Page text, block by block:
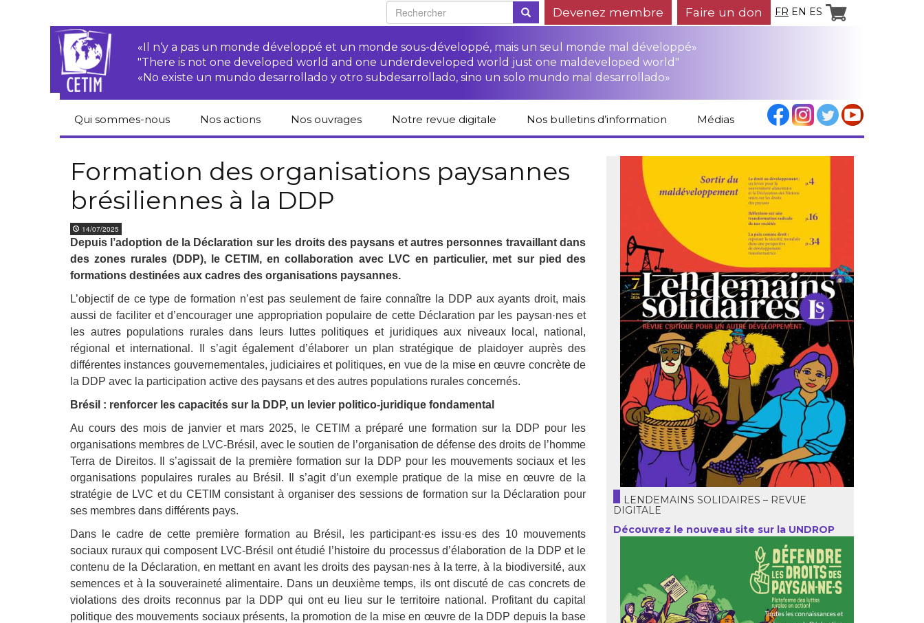
Devenez membre Faire un don FR EN ES
«Il n‘y a pas un monde développé et un monde sous-développé, mais un seul monde mal développé»
"There is not one developed world and one underdeveloped world just one maldeveloped world"
«No existe un mundo desarrollado y otro subdesarrollado, sino un solo mundo mal desarrollado»
Qui sommes-nous
Équipe
Newsletters
Rapports d’activités
Statuts
Nos actions
paysan.nes “Protéger les droits
des paysan.nes”
Fiches de formation
sur les droits des
paysan.nes
Sociétés
transnationales
Accès à la justice
pour les victimes des
STN
environnementale et liens
Droits économiques,
sociaux et culturels
Droit au
développement
Par pays Argentine
Bolivie
Chili
Colombie
Equateur
Espagne
France
Déclarations à l’ONU
Archives à
disposition
Nos ouvrages
du CETIM
PubliCETIM
Hors-série
Publications droits
humains
Collection droits
humains
Cahiers critiques
Diffusion librairies
Notre revue digitale
développement
Nos bulletins d’information Médias
Revue de presse
Formation des organisations paysannes
brésiliennes à la DDP
14/07/2025
Depuis l’adoption de la Déclaration sur les droits des paysans et autres personnes travaillant dans
des zones rurales (DDP), le CETIM, en collaboration avec LVC en particulier, met sur pied des
formations destinées aux cadres des organisations paysannes.
L’objectif de ce type de formation n’est pas seulement de faire connaître la DDP aux ayants droit, mais
aussi de faciliter et d’encourager une appropriation populaire de cette Déclaration par les paysan·nes et
les autres populations rurales dans leurs luttes politiques et juridiques aux niveaux local, national,
régional et international. Il s’agit également d’élaborer un plan stratégique de plaidoyer auprès des
différentes instances gouvernementales, judiciaires et politiques, en vue de la mise en œuvre concrète de
la DDP avec la participation active des paysans et des autres populations rurales concernés.
Brésil : renforcer les capacités sur la DDP, un levier politico-juridique fondamental
Au cours des mois de janvier et mars 2025, le CETIM a préparé une formation sur la DDP pour les
organisations membres de LVC-Brésil, avec le soutien de l’organisation de défense des droits de l’homme
Terra de Direitos. Il s’agissait de la première formation sur la DDP pour les mouvements sociaux et les
organisations populaires rurales au Brésil. Il s’agit d’un exemple pratique de la mise en œuvre de la
stratégie de LVC et du CETIM consistant à organiser des sessions de formation sur la Déclaration pour
ses membres dans différents pays.
Dans le cadre de cette première formation au Brésil, les participant·es issu·es des 10 mouvements
sociaux ruraux qui composent LVC-Brésil ont étudié l’histoire du processus d’élaboration de la DDP et le
contenu de la Déclaration, en mettant en avant les droits des paysan·nes à la terre, à la biodiversité, aux
semences et à la souveraineté alimentaire. Dans un deuxième temps, ils ont discuté de cas concrets de
violations des droits reconnus par la DDP qui ont eu lieu sur le territoire national. Profitant du capital
politique des mouvements sociaux présents, la promotion de la mise en œuvre de la DDP depuis la base
LENDEMAINS SOLIDAIRES – REVUE
DIGITALE
Découvrez le nouveau site sur la UNDROP